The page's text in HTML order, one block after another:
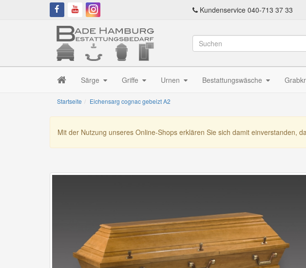
Kundenservice 040-713 37 33
Särge Griffe Urnen Bestattungswäsche
Startseite Eichensarg cognac gebeizt A2
Mit der Nutzung unseres Online-Shops erklären Sie sich damit einverstanden,